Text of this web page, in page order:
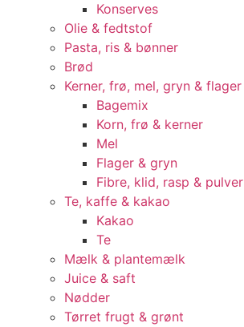
Konserves
Olie & fedtstof
Pasta, ris & bønner
Brød
Kerner, frø, mel, gryn & flager
Bagemix
Korn, frø & kerner
Mel
Flager & gryn
Fibre, klid, rasp & pulver
Te, kaffe & kakao
Kakao
Te
Mælk & plantemælk
Juice & saft
Nødder
Tørret frugt & grønt